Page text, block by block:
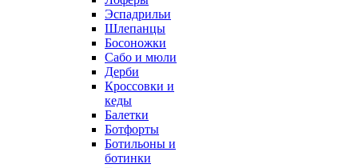
Эспадрильи
Шлепанцы
Босоножки
Сабо и мюли
Дерби
Кроссовки и
кеды
Балетки
Ботфорты
Ботильоны и
ботинки